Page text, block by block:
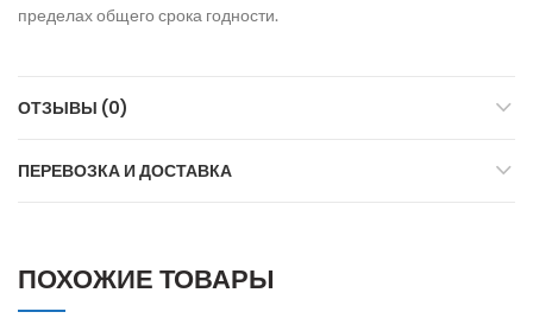
пределах общего срока годности.
ОТЗЫВЫ (0)
ПЕРЕВОЗКА И ДОСТАВКА
ПОХОЖИЕ ТОВАРЫ